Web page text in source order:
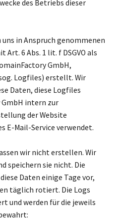
des Betriebs dieser
in Anspruch genommenen
6 Abs. 1 lit. f DSGVO als
GmbH,
Logfiles) erstellt. Wir
Daten, diese Logfiles
intern zur
der Website
E-Mail-Service verwendet.
wir nicht erstellen. Wir
speichern sie nicht. Die
Daten einige Tage vor,
täglich rotiert. Die Logs
und werden für die jeweils